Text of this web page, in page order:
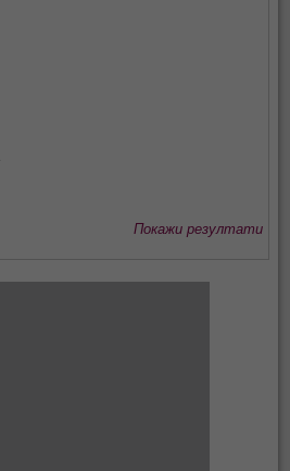
Покажи резултати